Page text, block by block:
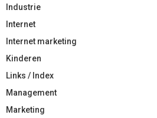
Industrie
Internet
Internet marketing
Kinderen
Links / Index
Management
Marketing